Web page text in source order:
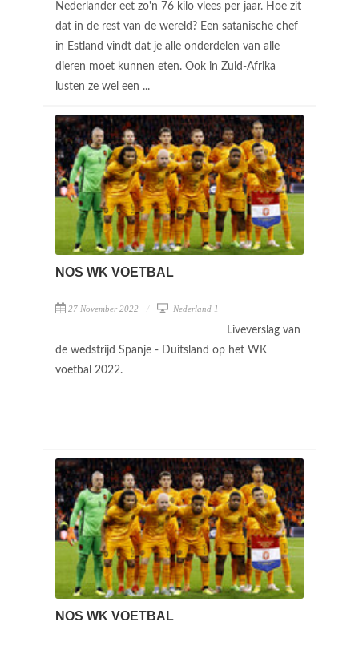
Nederlander eet zo'n 76 kilo vlees per jaar. Hoe zit
dat in de rest van de wereld? Een satanische chef
in Estland vindt dat je alle onderdelen van alle
dieren moet kunnen eten. Ook in Zuid-Afrika
lusten ze wel een ...
NOS WK VOETBAL
27 November 2022 Nederland 1
Liveverslag van
de wedstrijd Spanje - Duitsland op het WK
voetbal 2022.
NOS WK VOETBAL